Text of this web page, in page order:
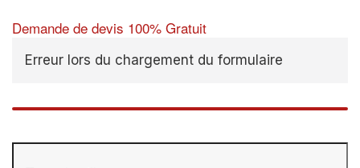
Demande de devis 100% Gratuit
Erreur lors du chargement du formulaire